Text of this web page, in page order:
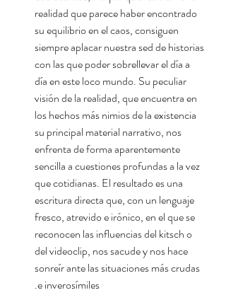
realidad que parece haber encontrado
su equilibrio en el caos, consiguen
siempre aplacar nuestra sed de historias
con las que poder sobrellevar el día a
día en este loco mundo. Su peculiar
visión de la realidad, que encuentra en
los hechos más nimios de la existencia
su principal material narrativo, nos
enfrenta de forma aparentemente
sencilla a cuestiones profundas a la vez
que cotidianas. El resultado es una
escritura directa que, con un lenguaje
fresco, atrevido e irónico, en el que se
reconocen las influencias del kitsch o
del videoclip, nos sacude y nos hace
sonreír ante las situaciones más crudas
e inverosímiles.